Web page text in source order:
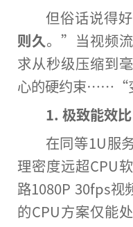
但俗话说得
则久。”当视频
求从秒级压缩到
心的硬约束……“
1. 极致能效比
在同等1U服
理密度远超CPU
路1080P 30fps视
的CPU方案仅能